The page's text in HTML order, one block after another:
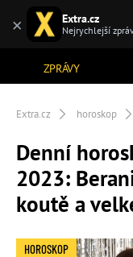
ZPRÁVY
Extra.cz horoskop
Denní
2023:
koutě a
HOROSKOP
× Extra.cz
Nejrychlejší